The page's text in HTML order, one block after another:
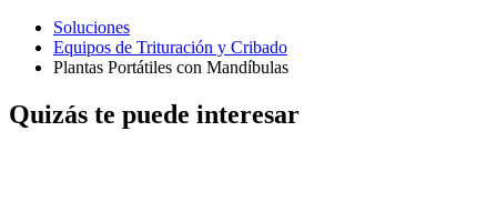
Soluciones
Equipos de Trituración y Cribado
Plantas Portátiles con Mandíbulas
Quizás te puede interesar